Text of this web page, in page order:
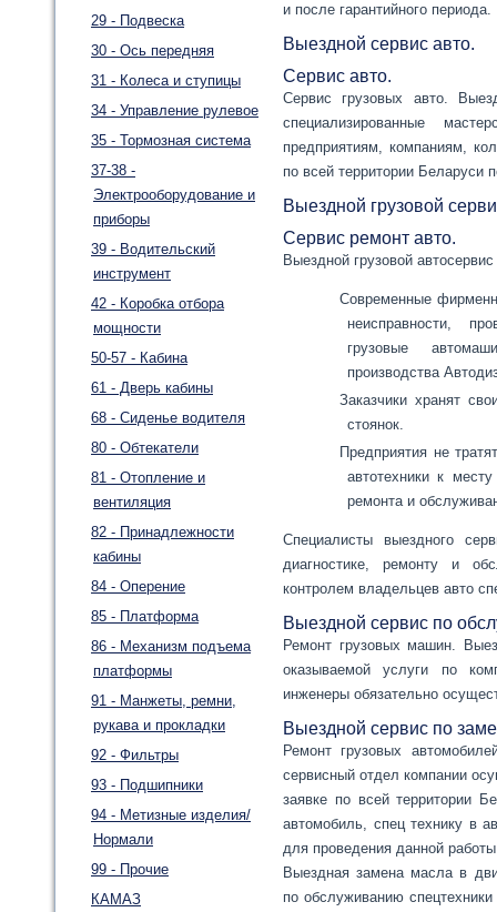
29 - Подвеска
30 - Ось передняя
31 - Колеса и ступицы
34 - Управление рулевое
35 - Тормозная система
37-38 -
Электрооборудование и
приборы
39 - Водительский
инструмент
42 - Коробка отбора
мощности
50-57 - Кабина
61 - Дверь кабины
68 - Сиденье водителя
80 - Обтекатели
81 - Отопление и
вентиляция
82 - Принадлежности
кабины
84 - Оперение
85 - Платформа
86 - Механизм подъема
платформы
91 - Манжеты, ремни,
рукава и прокладки
92 - Фильтры
93 - Подшипники
94 - Метизные изделия/
Нормали
99 - Прочие
КАМАЗ
и после гарантийного периода.
Выездной сервис авто.
Сервис авто.
Сервис грузовых авто.
специализированные
предприятиям, компаниям,
по всей территории Беларуси
Выездной грузовой
Сервис ремонт авто.
Выездной грузовой
Современные
неисправности,
грузовые
производства
Заказчики хранят
стоянок.
Предприятия не
автотехники к
ремонта и
Специалисты выездного
диагностике, ремонту и
контролем владельцев авто
Выездной сервис по
Ремонт грузовых машин.
оказываемой услуги по
инженеры обязательно
Выездной сервис по
Ремонт грузовых
сервисный отдел компании
заявке по всей территории
автомобиль, спец технику в
для проведения данной
Выездная замена масла в
по обслуживанию